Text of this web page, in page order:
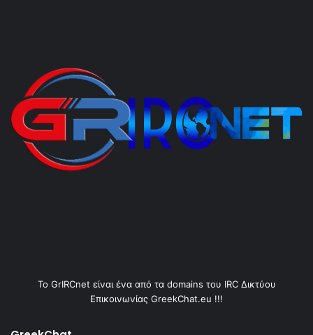
Το GrIRCnet είναι ένα από τα domains του IRC Δικτύου
Επικοινωνίας GreekChat.eu !!!